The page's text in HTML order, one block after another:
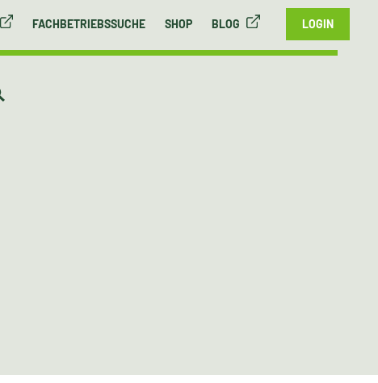
FACHBETRIEBSSUCHE SHOP BLOG LOGIN